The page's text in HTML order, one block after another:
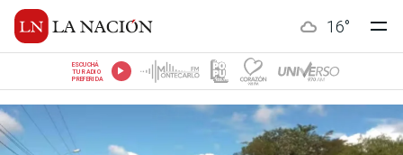
16°
ESCUCHÁ
TU RADIO
PREFERIDA